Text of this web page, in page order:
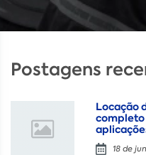
Postagens
Locação
completo
18 de